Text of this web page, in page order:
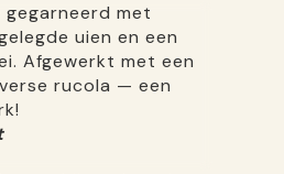
met
uien en een
Afgewerkt met een
rucola — een